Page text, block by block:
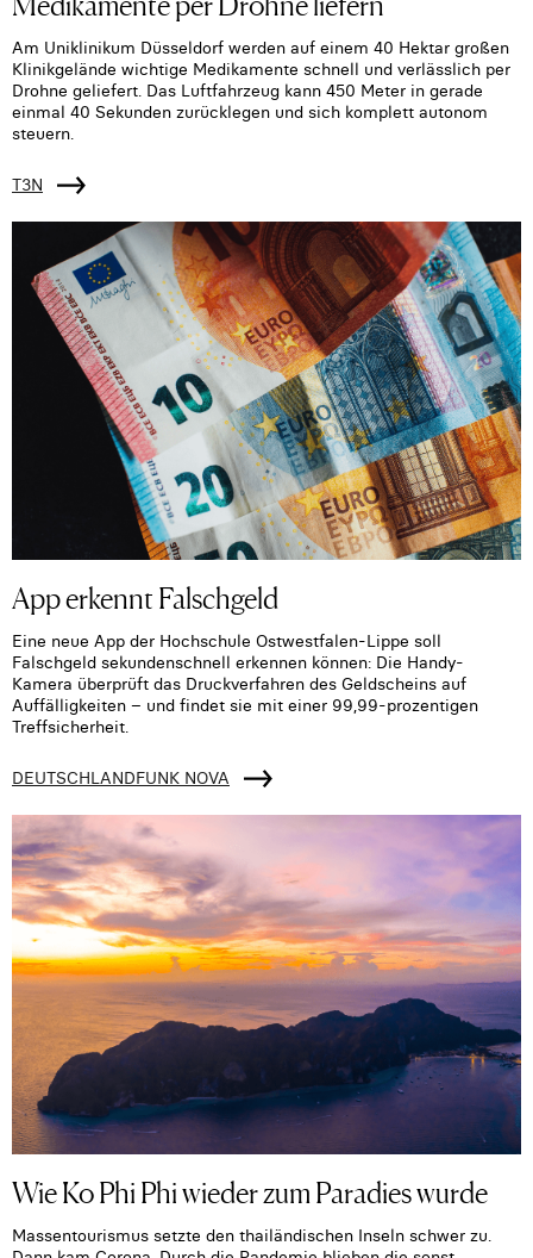
Am Uniklinikum Düsseldorf werden auf einem 40 Hektar großen
Klinikgelände wichtige Medikamente schnell und verlässlich per
Drohne geliefert. Das Luftfahrzeug kann 450 Meter in gerade
einmal 40 Sekunden zurücklegen und sich komplett autonom
steuern.
T3N
App erkennt Falschgeld
Eine neue App der Hochschule Ostwestfalen-Lippe soll
Falschgeld sekundenschnell erkennen können: Die Handy-
Kamera überprüft das Druckverfahren des Geldscheins auf
Auffälligkeiten – und findet sie mit einer 99,99-prozentigen
Treffsicherheit.
DEUTSCHLANDFUNK NOVA
Wie Ko Phi Phi wieder zum Paradies wurde
Massentourismus setzte den thailändischen Inseln schwer zu.